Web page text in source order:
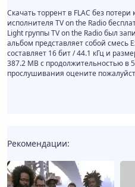
Скачать торрент в FLAC без
исполнителя TV on the Radio
Light группы TV on the Radio был
альбом представляет собой смесь
составляет 16 бит / 44.1 кГц и
387.2 MB с продолжительностью в
прослушивания оцените
Рекомендации: